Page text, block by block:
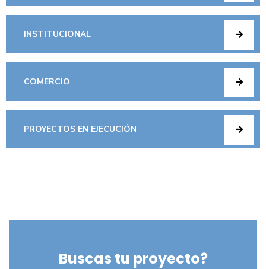
INSTITUCIONAL
COMERCIO
PROYECTOS EN EJECUCIÓN
Buscas tu proyecto?